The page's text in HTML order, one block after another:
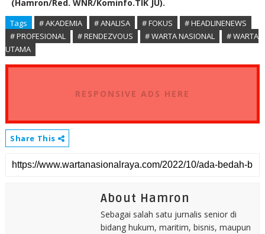
(Hamron/Red. WNR/Kominfo.TIK JU).
Tags # AKADEMIA # ANALISA # FOKUS
# HEADLINENEWS
# PROFESIONAL
# RENDEZVOUS # WARTA NASIONAL
# WARTA
UTAMA
RESPONSIVE ADS HERE
Share This
About Hamron
Sebagai salah satu jurnalis senior di
bidang hukum, maritim, bisnis, maupun